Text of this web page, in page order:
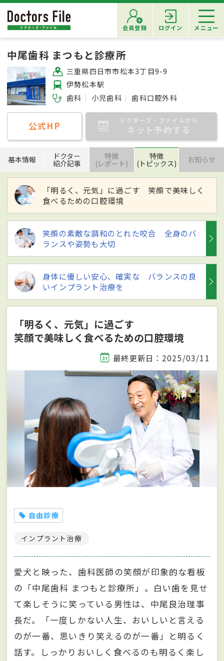
会員登録 ログイン メニュー
中尾歯科 まつもと診療所
三重県四日市市松本3丁目9-9
伊勢松本駅
歯科
小児歯科 歯科口腔外科
公式HP ドクターズ・ファイルから
ネット予約する
基本情報 ドクター
紹介記事
特徴
(レポート)
特徴
(トピックス) お知らせ
「明るく、元気」に過ごす 笑顔で美味しく
食べるための口腔環境
笑顔の素敵な調和のとれた咬合 全身のバ
ランスや姿勢も大切
身体に優しい安心、確実な バランスの良
いインプラント治療を
「明るく、元気」に過ごす
笑顔で美味しく食べるための口腔環境
最終更新日：2025/03/11
自由診療
インプラント治療
愛犬と映った、歯科医師の笑顔が印象的な看板
の「中尾歯科 まつもと診療所」。白い歯を見せ
て楽しそうに笑っている男性は、中尾良治理事
長だ。「一度しかない人生、おいしいと言える
のが一番、思いきり笑えるのが一番」と明るく
話す。しっかりおいしく食べるのも明るく楽し